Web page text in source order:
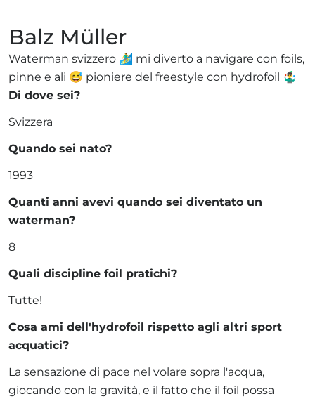
Balz Müller
Waterman svizzero 🏄‍♂️ mi diverto a navigare con foils,
pinne e ali 😅 pioniere del freestyle con hydrofoil 🤹‍♂️
Di dove sei?
Svizzera
Quando sei nato?
1993
Quanti anni avevi quando sei diventato un
waterman?
8
Quali discipline foil pratichi?
Tutte!
Cosa ami dell'hydrofoil rispetto agli altri sport
acquatici?
La sensazione di pace nel volare sopra l'acqua,
giocando con la gravità, e il fatto che il foil possa